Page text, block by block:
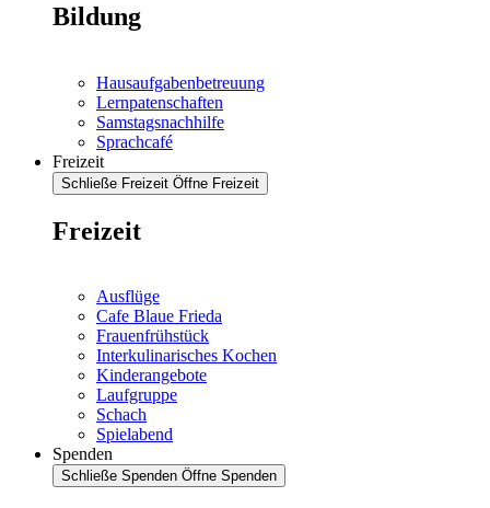
Bildung
Hausaufgabenbetreuung
Lernpatenschaften
Samstagsnachhilfe
Sprachcafé
Freizeit
Schließe Freizeit Öffne Freizeit
Freizeit
Ausflüge
Cafe Blaue Frieda
Frauenfrühstück
Interkulinarisches Kochen
Kinderangebote
Laufgruppe
Schach
Spielabend
Spenden
Schließe Spenden Öffne Spenden